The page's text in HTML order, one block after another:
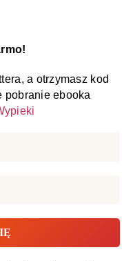
a otrzymasz kod
pobranie ebooka